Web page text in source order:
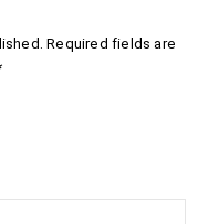
Required fields are